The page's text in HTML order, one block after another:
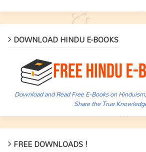
DOWNLOAD HINDU E-BOOKS
Download and Read Free E-Books on
Share the True
FREE DOWNLOADS !